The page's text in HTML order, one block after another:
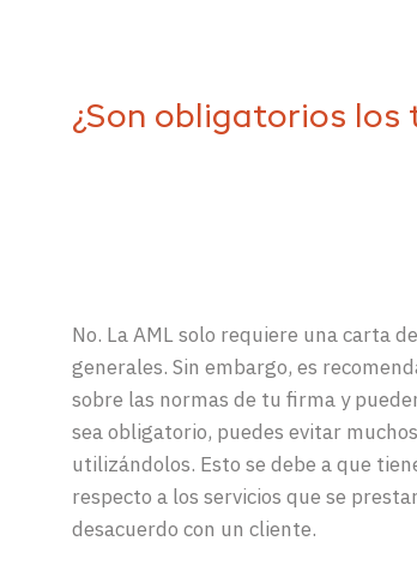
¿Son obligatorios los
No. La AML solo requiere una carta
generales. Sin embargo, es
sobre las normas de tu firma y
sea obligatorio, puedes evitar
utilizándolos. Esto se debe a que
respecto a los servicios que se
desacuerdo con un cliente.